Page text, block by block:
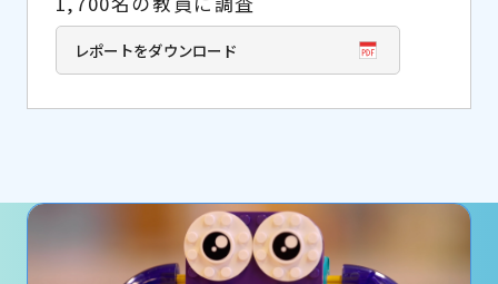
レポートをダウンロード